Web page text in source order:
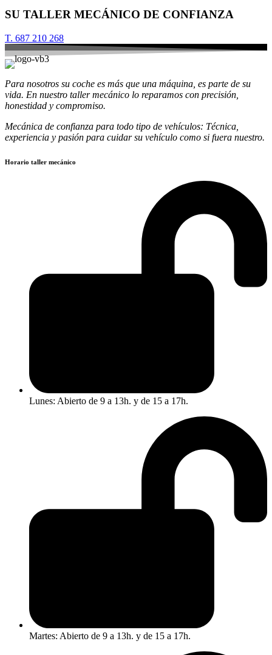
SU TALLER MECÁNICO DE CONFIANZA
T. 687 210 268
Para nosotros su coche es más que una máquina, es parte de su
vida. En nuestro taller mecánico lo reparamos con precisión,
honestidad y compromiso.
Mecánica de confianza para todo tipo de vehículos: Técnica,
experiencia y pasión para cuidar su vehículo como si fuera nuestro.
Horario taller mecánico
Lunes: Abierto de 9 a 13h. y de 15 a 17h.
Martes: Abierto de 9 a 13h. y de 15 a 17h.